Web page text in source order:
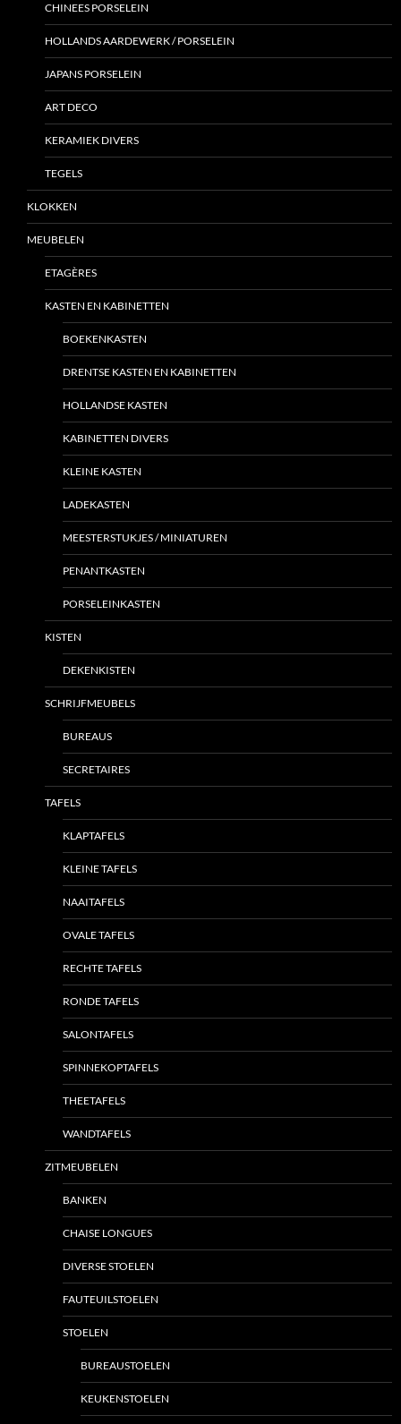
CHINEES PORSELEIN
HOLLANDS AARDEWERK / PORSELEIN
JAPANS PORSELEIN
ART DECO
KERAMIEK DIVERS
TEGELS
KLOKKEN
MEUBELEN
ETAGÈRES
KASTEN EN KABINETTEN
BOEKENKASTEN
DRENTSE KASTEN EN KABINETTEN
HOLLANDSE KASTEN
KABINETTEN DIVERS
KLEINE KASTEN
LADEKASTEN
MEESTERSTUKJES / MINIATUREN
PENANTKASTEN
PORSELEINKASTEN
KISTEN
DEKENKISTEN
SCHRIJFMEUBELS
BUREAUS
SECRETAIRES
TAFELS
KLAPTAFELS
KLEINE TAFELS
NAAITAFELS
OVALE TAFELS
RECHTE TAFELS
RONDE TAFELS
SALONTAFELS
SPINNEKOPTAFELS
THEETAFELS
WANDTAFELS
ZITMEUBELEN
BANKEN
CHAISE LONGUES
DIVERSE STOELEN
FAUTEUILSTOELEN
STOELEN
BUREAUSTOELEN
KEUKENSTOELEN